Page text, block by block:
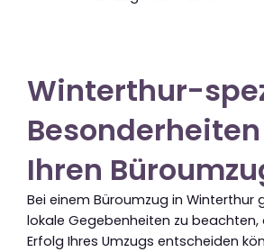
Winterthur-
Ihren
Bei einem Büroumzug in Winterthur
lokale Gegebenheiten zu beachten,
Erfolg Ihres Umzugs entscheiden